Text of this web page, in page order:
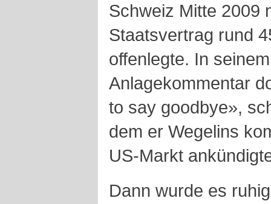
Schweiz Mitte 2009
Staatsvertrag rund
offenlegte. In
Anlagekommentar
to say goodbye»,
dem er Wegelins
US-Markt
Dann wurde es